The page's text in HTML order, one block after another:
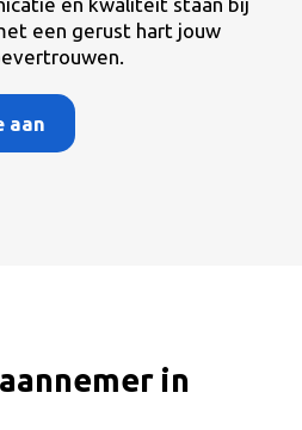
een gerust hart jouw
aan
in